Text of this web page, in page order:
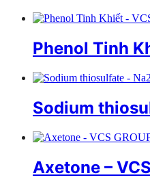
Phenol Tinh
Sodium
Axetone –